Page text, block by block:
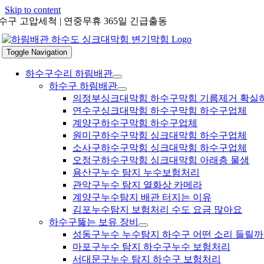
Skip to content
구 고압세척 | 연중무휴 365일 긴급출동
Toggle Navigation
하수구수리 하림배관
하수구 하림배관
의정부싱크대막힘 하수구막힘 기름제거 확실
연수구싱크대막힘 하수구막힘 하수구업체
계양구하수구막힘 하수구업체
원미구하수구막힘 싱크대막힘 하수구업체
소사구하수구막힘 싱크대막힘 하수구업체
오정구하수구막힘 싱크대막힘 아래층 물샘
용산구누수 탐지 누수보험처리
관악구누수 탐지 열화상 카메라
계양구누수탐지 배관 터지는 이유
김포누수탐지 보험처리 수도 요금 많아요
하수구뚫는 보유 장비
성동구누수 누수탐지 하수구 어떤 소리 들릴까
마포구누수 탐지 하수구누수 보험처리
서대문구누수 탐지 하수구 보험처리